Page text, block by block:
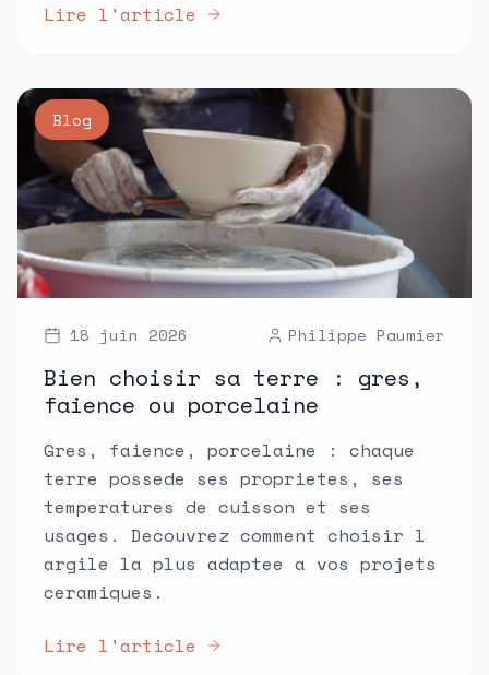
Lire l'article
Blog
18 juin 2026 Philippe Paumier
Bien choisir sa terre : gres,
faience ou porcelaine
Gres, faience, porcelaine : chaque
terre possede ses proprietes, ses
temperatures de cuisson et ses
usages. Decouvrez comment choisir l
argile la plus adaptee a vos projets
ceramiques.
Lire l'article